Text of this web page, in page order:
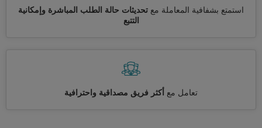
استمتع بشفافية المعاملة مع تحديثات حالة الطلب المباشرة وإمكانية
التتبع
تعامل مع أكثر فريق مصداقية واحترافية